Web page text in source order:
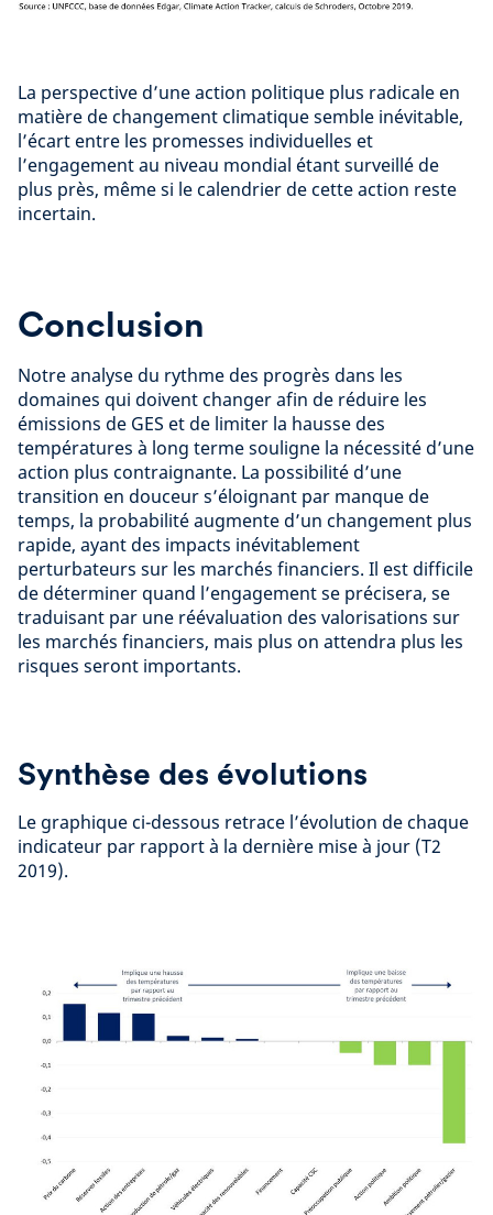
La perspective d’une action politique plus radicale en
matière de changement climatique semble inévitable,
l’écart entre les promesses individuelles et
l’engagement au niveau mondial étant surveillé de
plus près, même si le calendrier de cette action reste
incertain.
Conclusion
Notre analyse du rythme des progrès dans les
domaines qui doivent changer afin de réduire les
émissions de GES et de limiter la hausse des
températures à long terme souligne la nécessité d’une
action plus contraignante. La possibilité d’une
transition en douceur s’éloignant par manque de
temps, la probabilité augmente d’un changement plus
rapide, ayant des impacts inévitablement
perturbateurs sur les marchés financiers. Il est difficile
de déterminer quand l’engagement se précisera, se
traduisant par une réévaluation des valorisations sur
les marchés financiers, mais plus on attendra plus les
risques seront importants.
Synthèse des évolutions
Le graphique ci-dessous retrace l’évolution de chaque
indicateur par rapport à la dernière mise à jour (T2
2019).